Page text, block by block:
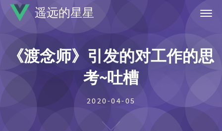
遥远的星星
标签
归档
关于
《渡念师》引发的对工作的思
考~吐槽
2020-04-05